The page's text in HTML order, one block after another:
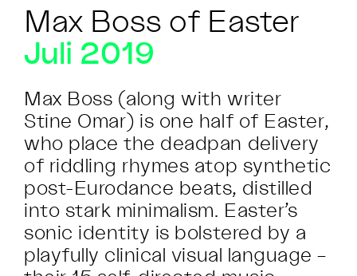
Max Boss of Easter
Juli 2019
Max Boss (along with writer
Stine Omar) is one half of Easter,
who place the deadpan delivery
of riddling rhymes atop synthetic
post-Eurodance beats, distilled
into stark minimalism. Easter’s
sonic identity is bolstered by a
playfully clinical visual language –